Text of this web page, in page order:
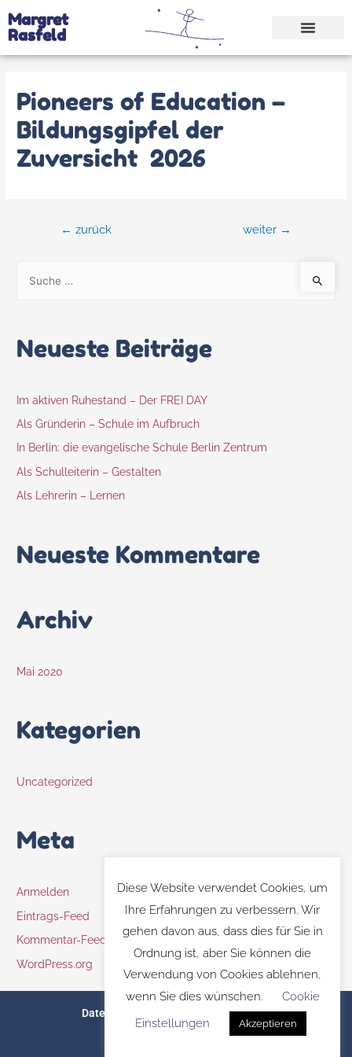
Margret
Rasfeld
Pioneers of Education –
Bildungsgipfel der
Zuversicht 2026
← zurück weiter →
Neueste Beiträge
Im aktiven Ruhestand – Der FREI DAY
Als Gründerin – Schule im Aufbruch
In Berlin: die evangelische Schule Berlin Zentrum
Als Schulleiterin – Gestalten
Als Lehrerin – Lernen
Neueste Kommentare
Archiv
Mai 2020
Kategorien
Uncategorized
Meta
Anmelden
Eintrags-Feed
Kommentar-Feed
WordPress.org
Datenschutz Kontakt
Diese Website verwendet Cookies, um
Ihre Erfahrungen zu verbessern. Wir
gehen davon aus, dass dies für Sie in
Ordnung ist, aber Sie können die
Verwendung von Cookies ablehnen,
wenn Sie dies wünschen.
Cookie
Einstellungen
Akzeptieren